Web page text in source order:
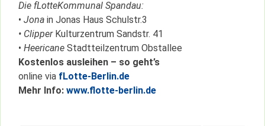
Die fLotteKommunal Spandau:
• Jona in Jonas Haus Schulstr.3
• ClipperKulturzentrum Sandstr. 41
• Heericane Stadtteilzentrum Obstallee
Kostenlos ausleihen – so geht’s
online via fLotte-Berlin.de
Mehr Info: www.flotte-berlin.de